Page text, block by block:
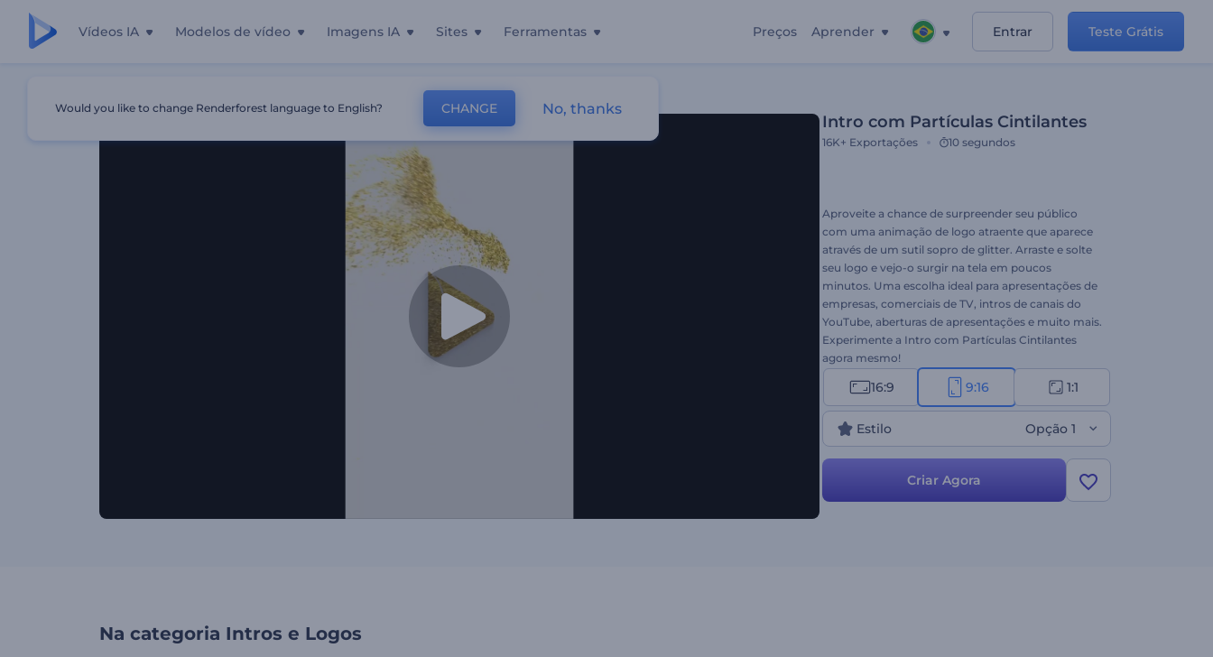
Vídeos IA Modelos de vídeo Imagens IA Sites Ferramentas Preços Aprender Entrar Teste Grátis
Intro com Partículas Cintilantes
16K+ Exportações 10 segundos
Aproveite a chance de surpreender seu público
com uma animação de logo atraente que aparece
através de um sutil sopro de glitter. Arraste e solte
seu logo e vejo-o surgir na tela em poucos
minutos. Uma escolha ideal para apresentações de
empresas, comerciais de TV, intros de canais do
YouTube, aberturas de apresentações e muito mais.
Experimente a Intro com Partículas Cintilantes
agora mesmo!
16:9 9:16 1:1
Estilo Opção 1
Criar Agora
Na categoria Intros e Logos
Would you like to change Renderforest language to English? CHANGE No, thanks